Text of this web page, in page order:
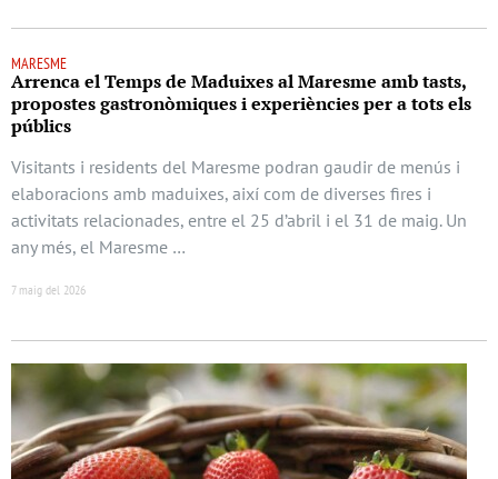
MARESME
Arrenca el Temps de Maduixes al Maresme amb tasts,
propostes gastronòmiques i experiències per a tots els
públics
Visitants i residents del Maresme podran gaudir de menús i
elaboracions amb maduixes, així com de diverses fires i
activitats relacionades, entre el 25 d’abril i el 31 de maig. Un
any més, el Maresme …
7 maig del 2026